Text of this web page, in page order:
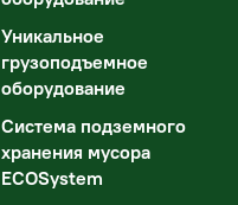
Уникальное
грузоподъемное
оборудование
Система подземного
хранения мусора
ECOSystem